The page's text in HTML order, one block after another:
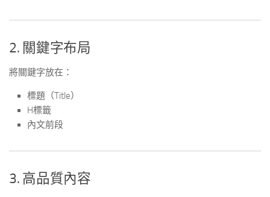
2. 關鍵字布局
將關鍵字放在：
標題（Title）
H標籤
內文前段
3. 高品質內容